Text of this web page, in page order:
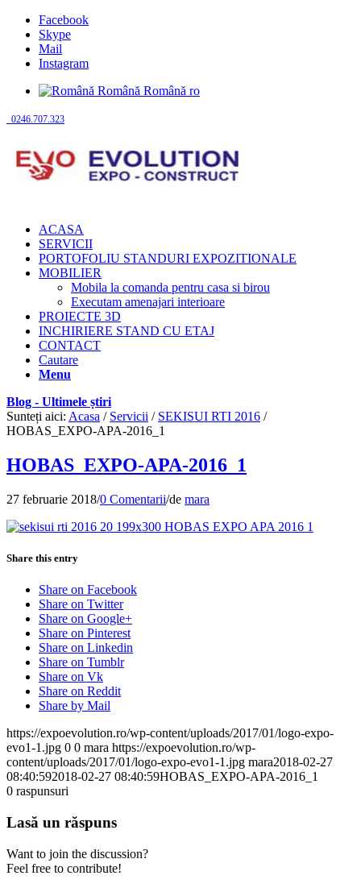
Facebook
Skype
Mail
Instagram
Română Română ro
0246.707.323
ACASA
SERVICII
PORTOFOLIU STANDURI EXPOZITIONALE
MOBILIER
Mobila la comanda pentru casa si birou
Executam amenajari interioare
PROIECTE 3D
INCHIRIERE STAND CU ETAJ
CONTACT
Cautare
Menu
Blog - Ultimele știri
Sunteți aici: Acasa / Servicii / SEKISUI RTI 2016 /
HOBAS_EXPO-APA-2016_1
HOBAS_EXPO-APA-2016_1
27 februarie 2018/0 Comentarii/de mara
Share this entry
Share on Facebook
Share on Twitter
Share on Google+
Share on Pinterest
Share on Linkedin
Share on Tumblr
Share on Vk
Share on Reddit
Share by Mail
https://expoevolution.ro/wp-content/uploads/2017/01/logo-expo-
evo1-1.jpg 0 0 mara https://expoevolution.ro/wp-
content/uploads/2017/01/logo-expo-evo1-1.jpg mara2018-02-27
08:40:592018-02-27 08:40:59HOBAS_EXPO-APA-2016_1
0 raspunsuri
Lasă un răspuns
Want to join the discussion?
Feel free to contribute!